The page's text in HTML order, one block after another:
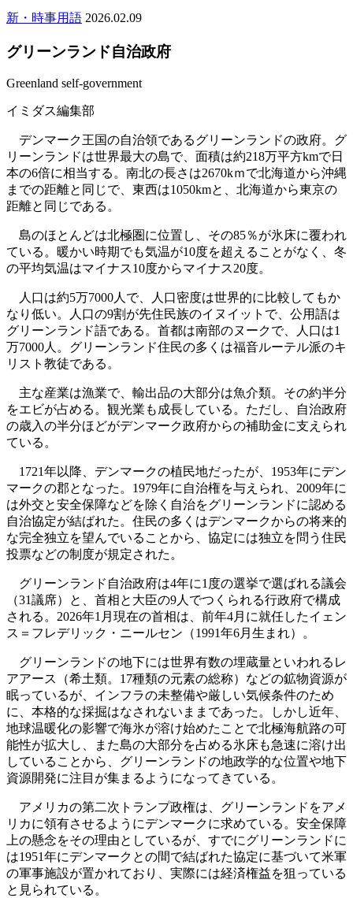
新・時事用語 2026.02.09
グリーンランド自治政府
Greenland self-government
イミダス編集部
デンマーク王国の自治領であるグリーンランドの政府。グ
リーンランドは世界最大の島で、面積は約218万平方kmで日
本の6倍に相当する。南北の長さは2670kｍで北海道から沖縄
までの距離と同じで、東西は1050kmと、北海道から東京の
距離と同じである。
島のほとんどは北極圏に位置し、その85％が氷床に覆われ
ている。暖かい時期でも気温が10度を超えることがなく、冬
の平均気温はマイナス10度からマイナス20度。
人口は約5万7000人で、人口密度は世界的に比較してもか
なり低い。人口の9割が先住民族のイヌイットで、公用語は
グリーンランド語である。首都は南部のヌークで、人口は1
万7000人。グリーンランド住民の多くは福音ルーテル派のキ
リスト教徒である。
主な産業は漁業で、輸出品の大部分は魚介類。その約半分
をエビが占める。観光業も成長している。ただし、自治政府
の歳入の半分ほどがデンマーク政府からの補助金に支えられ
ている。
1721年以降、デンマークの植民地だったが、1953年にデン
マークの郡となった。1979年に自治権を与えられ、2009年に
は外交と安全保障などを除く自治をグリーンランドに認める
自治協定が結ばれた。住民の多くはデンマークからの将来的
な完全独立を望んでいることから、協定には独立を問う住民
投票などの制度が規定された。
グリーンランド自治政府は4年に1度の選挙で選ばれる議会
（31議席）と、首相と大臣の9人でつくられる行政府で構成
される。2026年1月現在の首相は、前年4月に就任したイェン
ス＝フレデリック・ニールセン（1991年6月生まれ）。
グリーンランドの地下には世界有数の埋蔵量といわれるレ
アアース（希土類。17種類の元素の総称）などの鉱物資源が
眠っているが、インフラの未整備や厳しい気候条件のため
に、本格的な採掘はなされないままであった。しかし近年、
地球温暖化の影響で海氷が溶け始めたことで北極海航路の可
能性が拡大し、また島の大部分を占める氷床も急速に溶け出
していることから、グリーンランドの地政学的な位置や地下
資源開発に注目が集まるようになってきている。
アメリカの第二次トランプ政権は、グリーンランドをアメ
リカに領有させるようにデンマークに求めている。安全保障
上の懸念をその理由としているが、すでにグリーンランドに
は1951年にデンマークとの間で結ばれた協定に基づいて米軍
の軍事施設が置かれており、実際には経済権益を狙っている
と見られている。